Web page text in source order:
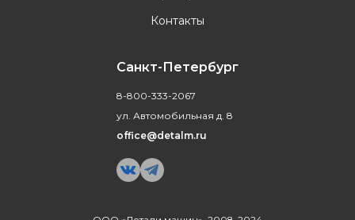
Контакты
Санкт-Петербург
8-800-333-2067
ул. Автомобильная д. 8
office@detalm.ru